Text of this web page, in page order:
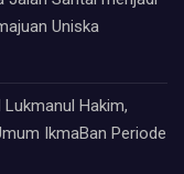
Uniska
Hakim,
IkmaBan Periode